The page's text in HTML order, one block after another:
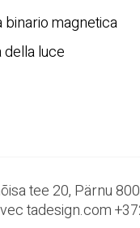
binario magnetica
della luce
tee 20, Pärnu
tadesign.com